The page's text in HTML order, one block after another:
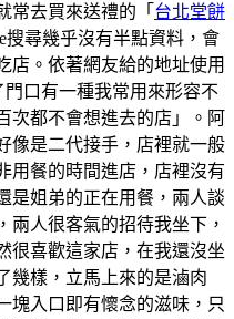
常去買來送禮的「 台北堂餅
搜尋幾乎沒有半點資料，會
店。依著網友給的地址使用
門口有一種我常用來形容不
次都不會想進去的店」。阿
像是二代接手，店裡就一般
用餐的時間進店，店裡沒有
是姐弟的正在用餐，兩人談
兩人很客氣的招待我坐下，
很喜歡這家店，在我還沒坐
幾樣，立馬上來的是滷肉
塊入口即有懷念的滋味，只